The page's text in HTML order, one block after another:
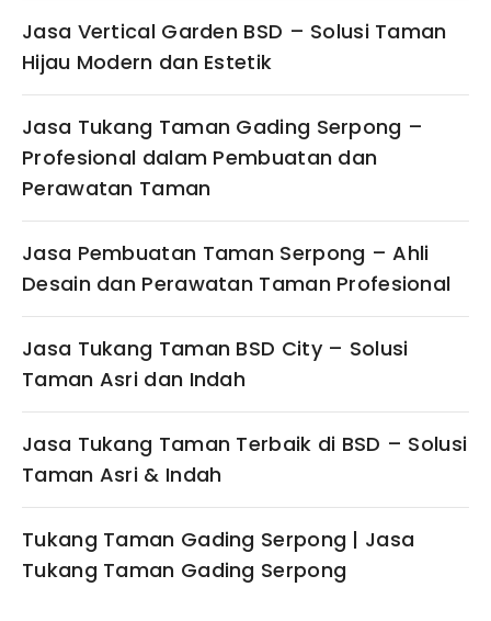
Jasa Vertical Garden BSD – Solusi Taman
Hijau Modern dan Estetik
Jasa Tukang Taman Gading Serpong –
Profesional dalam Pembuatan dan
Perawatan Taman
Jasa Pembuatan Taman Serpong – Ahli
Desain dan Perawatan Taman Profesional
Jasa Tukang Taman BSD City – Solusi
Taman Asri dan Indah
Jasa Tukang Taman Terbaik di BSD – Solusi
Taman Asri & Indah
Tukang Taman Gading Serpong | Jasa
Tukang Taman Gading Serpong